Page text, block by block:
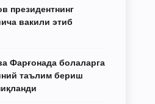
президентнинг
вакили этиб
Фарғонада болаларга
таълим бериш